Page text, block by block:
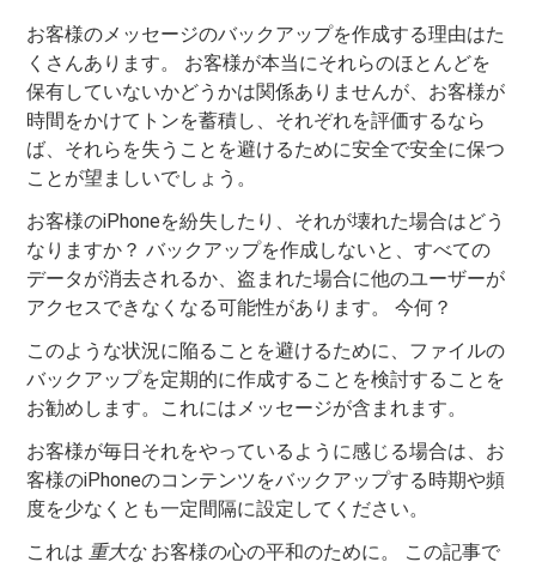
お客様のメッセージのバックアップを作成する理由はた
くさんあります。 お客様が本当にそれらのほとんどを
保有していないかどうかは関係ありませんが、お客様が
時間をかけてトンを蓄積し、それぞれを評価するなら
ば、それらを失うことを避けるために安全で安全に保つ
ことが望ましいでしょう。
お客様のiPhoneを紛失したり、それが壊れた場合はどう
なりますか？ バックアップを作成しないと、すべての
データが消去されるか、盗まれた場合に他のユーザーが
アクセスできなくなる可能性があります。 今何？
このような状況に陥ることを避けるために、ファイルの
バックアップを定期的に作成することを検討することを
お勧めします。これにはメッセージが含まれます。
お客様が毎日それをやっているように感じる場合は、お
客様のiPhoneのコンテンツをバックアップする時期や頻
度を少なくとも一定間隔に設定してください。
これは 重大なお客様の心の平和のために。 この記事で